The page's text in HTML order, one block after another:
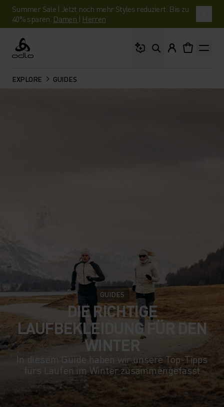
Summer Sale | Jetzt noch mehr Styles reduziert. Bis zu
40% sparen. Damen | Herren
Odlo
EXPLORE GUIDES
GUIDES
DIE RICHTIGE
LAUFBEKLEIDUNG FÜR DEN
WINTER
In diesem Guide haben wir unsere Top-Tipps
fürs Laufen im Winter zusammengefasst